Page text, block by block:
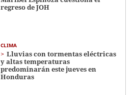
regreso de JOH
CLIMA
Lluvias con tormentas eléctricas
y altas temperaturas
predominarán este jueves en
Honduras